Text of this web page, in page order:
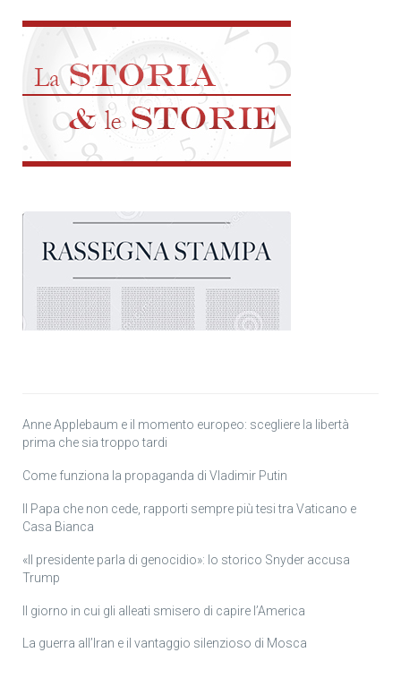
Anne Applebaum e il momento europeo: scegliere la libertà
prima che sia troppo tardi
Come funziona la propaganda di Vladimir Putin
Il Papa che non cede, rapporti sempre più tesi tra Vaticano e
Casa Bianca
«Il presidente parla di genocidio»: lo storico Snyder accusa
Trump
Il giorno in cui gli alleati smisero di capire l’America
La guerra all’Iran e il vantaggio silenzioso di Mosca